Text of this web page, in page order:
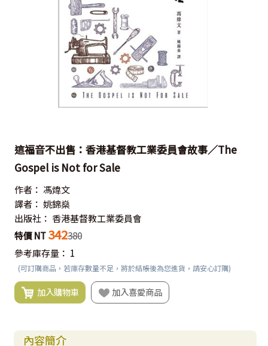
這福音不出售：香港基督教工業委員會故事／The
Gospel is Not for Sale
作者： 馮煒文
譯者： 姚錦燊
出版社： 香港基督教工業委員會
特價 NT 342380
參考庫存量： 1
(可訂購商品，若庫存數量不足，將於結帳後為您進貨，請安心訂購)
加入購物車 加入喜愛商品
內容簡介